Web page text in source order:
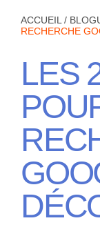
ACCUEIL /
RECHERCHE
LES